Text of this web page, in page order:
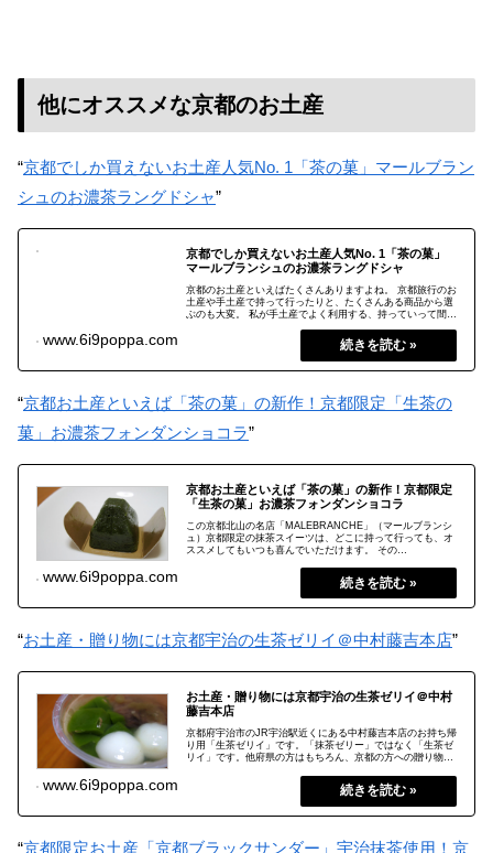
他にオススメな京都のお土産
“京都でしか買えないお土産人気No. 1「茶の菓」マールブラン
シュのお濃茶ラングドシャ”
京都でしか買えないお土産人気No. 1「茶の菓」
マールブランシュのお濃茶ラングドシャ
京都のお土産といえばたくさんありますよね。 京都旅行のお
土産や手土産で持って行ったりと、たくさんある商品から選
ぶのも大変。 私が手土産でよく利用する、持っていって間違
のお濃茶ラングドシャ「茶の菓」です。 京土産として喜ばれ
www.6i9poppa.com 2019.09.08
“京都お土産といえば「茶の菓」の新作！京都限定「生茶の
菓」お濃茶フォンダンショコラ”
京都お土産といえば「茶の菓」の新作！京都限定
「生茶の菓」お濃茶フォンダンショコラ
この京都北山の名店「MALEBRANCHE」（マールブランシ
ュ）京都限定の抹茶スイーツは、どこに持って行っても、オ
ススメしてもいつも喜んでいただけます。 その
菓」が販売されているということで早速購入してきました。
贅沢に自宅用・贈り物・お土産・手土産とどのシーンでも恥
ずかしくない、私の中での京都No. 1スイーツ。 抹茶スイー
ツでも「茶の菓」と「生茶の菓」はオススメですよ！
www.6i9poppa.com 2019.09.10
“お土産・贈り物には京都宇治の生茶ゼリイ＠中村藤吉本店”
お土産・贈り物には京都宇治の生茶ゼリイ＠中村
藤吉本店
京都府宇治市のJR宇治駅近くにある中村藤吉本店のお持ち帰
り用「生茶ゼリイ」です。「抹茶ゼリー」ではなく「生茶ゼ
リイ」です。他府県の方はもちろん、京都の方への贈り物で
www.6i9poppa.com 2019.02.27
“京都限定お土産「京都ブラックサンダー」宇治抹茶使用！京